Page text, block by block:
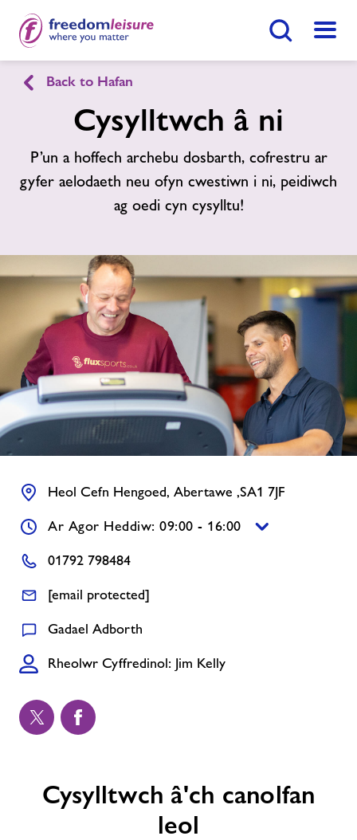
English Cymraeg
Canolfan Hamdden Cefn Hengoed
Ein cyfleusterau
Amserlenni
Aelodaeth
Newyddion
Cysylltwch â ni
Swyddi
Ynghylch Freedom Leisure
Ymunwch Nawr
Gwnewch Ymholiad Nawr
Dod O Hyd I Ganolfan
Back to Hafan
Cysylltwch â ni
P’un a hoffech archebu dosbarth, cofrestru ar
gyfer aelodaeth neu ofyn cwestiwn i ni, peidiwch
ag oedi cyn cysylltu!
Heol Cefn Hengoed, Abertawe ,SA1 7JF
Ar Agor Heddiw: 09:00 - 16:00
01792 798484
[email protected]
Gadael Adborth
Rheolwr Cyffredinol: Jim Kelly
Cysylltwch â'ch canolfan
leol